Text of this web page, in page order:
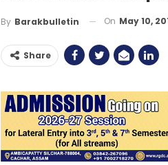
By Barakbulletin On May 10,
Share